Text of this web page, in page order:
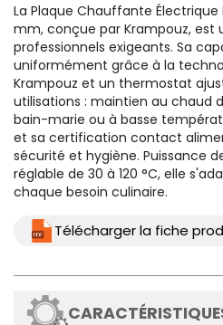
La Plaque Chauffante
mm, conçue par Krampouz, est
professionnels exigeants. Sa
uniformément grâce à la
Krampouz et un thermostat
utilisations : maintien au chaud
bain-marie ou à basse
et sa certification contact
sécurité et hygiène. Puissance
réglable de 30 à 120 °C, elle
chaque besoin culinaire.
Télécharger la fiche